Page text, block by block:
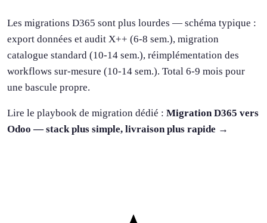
Les migrations D365 sont plus lourdes — schéma typique :
export données et audit X++ (6-8 sem.), migration
catalogue standard (10-14 sem.), réimplémentation des
workflows sur-mesure (10-14 sem.). Total 6-9 mois pour
une bascule propre.
Lire le playbook de migration dédié : Migration D365 vers
Odoo — stack plus simple, livraison plus rapide →